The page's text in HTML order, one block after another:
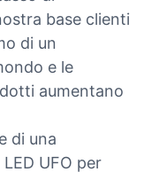
base clienti
di un
e le
aumentano
di una
UFO per